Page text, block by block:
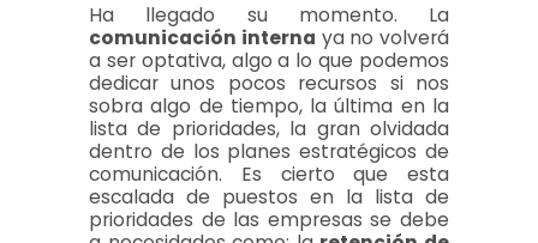
Ha llegado su momento. La
comunicación interna ya no volverá
a ser optativa, algo a lo que podemos
dedicar unos pocos recursos si nos
sobra algo de tiempo, la última en la
lista de prioridades, la gran olvidada
dentro de los planes estratégicos de
comunicación. Es cierto que esta
escalada de puestos en la lista de
prioridades de las empresas se debe